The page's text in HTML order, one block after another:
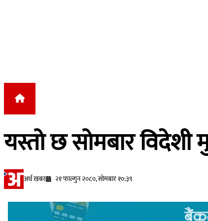
यस्तो छ सोमबार विदेशी
अर्थ खबर २१ फाल्गुन २०८०, सोमबार १०:३९